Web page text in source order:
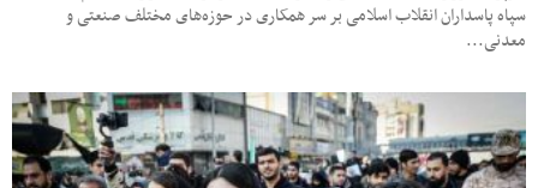
سپاه پاسداران انقلاب اسلامی بر سر همکاری در حوزه‌های مختلف صنعتی و
معدنی...